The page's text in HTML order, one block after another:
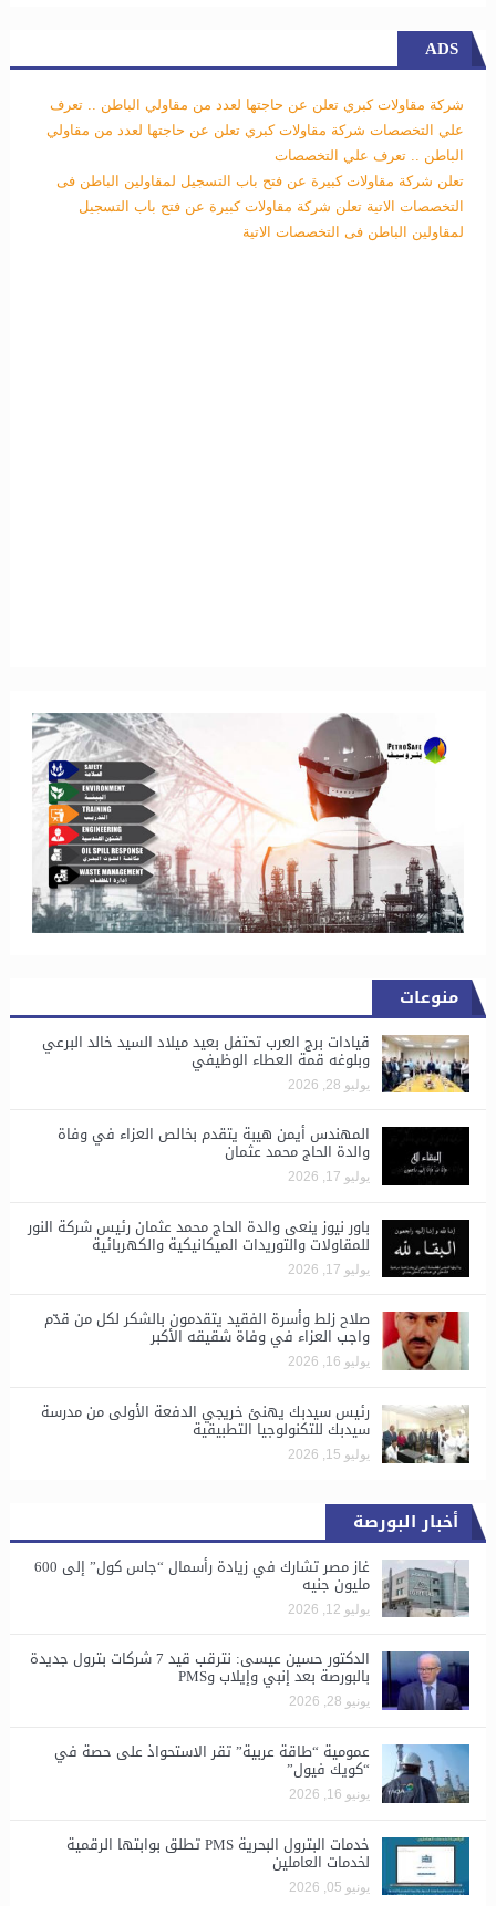
ADS
شركة مقاولات كبري تعلن عن حاجتها لعدد من مقاولي الباطن .. تعرف
علي التخصصات شركة مقاولات كبري تعلن عن حاجتها لعدد من مقاولي
الباطن .. تعرف علي التخصصات
تعلن شركة مقاولات كبيرة عن فتح باب التسجيل لمقاولين الباطن فى
التخصصات الاتية تعلن شركة مقاولات كبيرة عن فتح باب التسجيل
لمقاولين الباطن فى التخصصات الاتية
منوعات
قيادات برج العرب تحتفل بعيد ميلاد السيد خالد البرعي
وبلوغه قمة العطاء الوظيفي
يوليو 28, 2026
المهندس أيمن هيبة يتقدم بخالص العزاء في وفاة
والدة الحاج محمد عثمان
يوليو 17, 2026
باور نيوز ينعى والدة الحاج محمد عثمان رئيس شركة النور
للمقاولات والتوريدات الميكانيكية والكهربائية
يوليو 17, 2026
صلاح زلط وأسرة الفقيد يتقدمون بالشكر لكل من قدّم
واجب العزاء في وفاة شقيقه الأكبر
يوليو 16, 2026
رئيس سيدبك يهنئ خريجي الدفعة الأولى من مدرسة
سيدبك للتكنولوجيا التطبيقية
يوليو 15, 2026
أخبار البورصة
غاز مصر تشارك في زيادة رأسمال “جاس كول” إلى 600
مليون جنيه
يوليو 12, 2026
الدكتور حسين عيسى: نترقب قيد 7 شركات بترول جديدة
بالبورصة بعد إنبي وإيلاب وPMS
يونيو 28, 2026
​عمومية “طاقة عربية” تقر الاستحواذ على حصة في
“كويك فيول”
يونيو 16, 2026
خدمات البترول البحرية PMS تطلق بوابتها الرقمية
لخدمات العاملين
يونيو 05, 2026